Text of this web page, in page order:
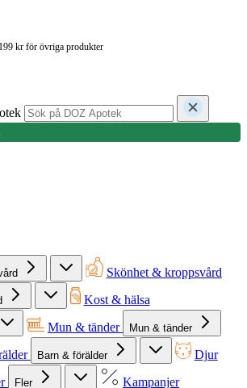
kr för övriga produkter
Skönhet & kroppsvård
Kost & hälsa
Mun & tänder Mun & tänder
Barn & förälder Djur
Fler Kampanjer